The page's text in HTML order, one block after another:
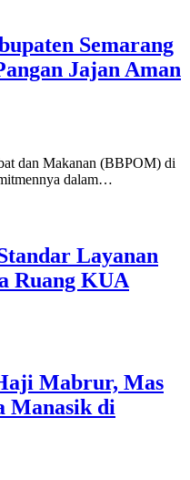
Semarang
Jajan Aman
dan Makanan (BBPOM) di
dalam…
Layanan
Ruang KUA
Mabrur, Mas
Manasik di